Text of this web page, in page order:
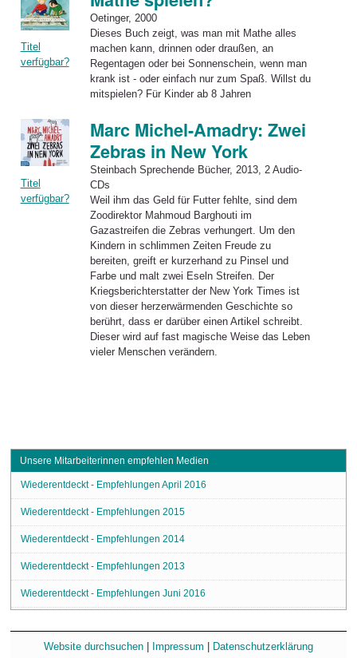
Titel
verfügbar?
Oetinger, 2000
Dieses Buch zeigt, was man mit Mathealles
machen kann, drinnen oder draußen, an
Regentagen oder bei Sonnenschein, wenn man
krank ist - oder einfach nur zum Spaß. Willst du
mitspielen? Für Kinder ab 8 Jahren
Titel
verfügbar?
Marc Michel-Amadry: Zwei
Zebras in New York
Steinbach Sprechende Bücher, 2013, 2 Audio-
CDs
Weil ihm das Geld für Futter fehlte, sind dem
Zoodirektor Mahmoud Barghouti im
Gazastreifen die Zebras verhungert. Um den
Kindern inschlimmen Zeiten Freude zu
bereiten, greift er kurzerhand zu Pinsel und
Farbe und malt zwei Eseln Streifen. Der
Kriegsberichterstatter der New York Times ist
von dieser herzerwärmenden Geschichte so
berührt, dass er darüber einen Artikel schreibt.
Dieser wird auf fast magische Weise das Leben
vieler Menschen verändern.
Unsere Mitarbeiterinnen empfehlen Medien
Wiederentdeckt - Empfehlungen April 2016
Wiederentdeckt - Empfehlungen 2015
Wiederentdeckt - Empfehlungen 2014
Wiederentdeckt - Empfehlungen 2013
Wiederentdeckt - Empfehlungen Juni 2016
Website durchsuchen Impressum Datenschutzerklärung